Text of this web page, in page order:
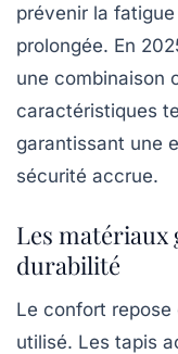
prévenir la
prolongée. En
une combinaison
caractéristiques
garantissant une
sécurité accrue.
Les
durabilité
Le confort repose
utilisé. Les tapis